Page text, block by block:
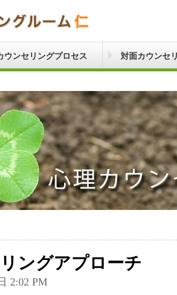
ウンセリングプロセス 対面カウンセ
ングアプローチ
2:02 PM